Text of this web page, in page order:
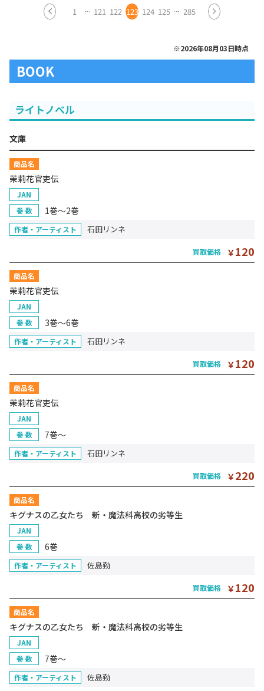
1 121 122 123 124 125 285
※2026年08月03日時点
BOOK
ライトノベル
文庫
商品名
茉莉花官吏伝
JAN
巻 数
1巻～2巻
作者・アーティスト 石田リンネ
買取価格 ￥120
商品名
茉莉花官吏伝
JAN
巻 数
3巻～6巻
作者・アーティスト 石田リンネ
買取価格 ￥120
商品名
茉莉花官吏伝
JAN
巻 数
7巻～
作者・アーティスト 石田リンネ
買取価格 ￥220
商品名
キグナスの乙女たち 新・魔法科高校の劣等生
JAN
巻 数
6巻
作者・アーティスト 佐島勤
買取価格 ￥120
商品名
キグナスの乙女たち 新・魔法科高校の劣等生
JAN
巻 数
7巻～
作者・アーティスト 佐島勤